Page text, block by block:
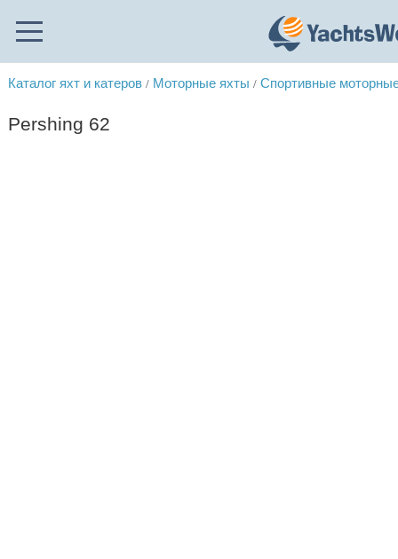
Каталог яхт и катеров / Моторные яхты / Спортивные
Pershing 62